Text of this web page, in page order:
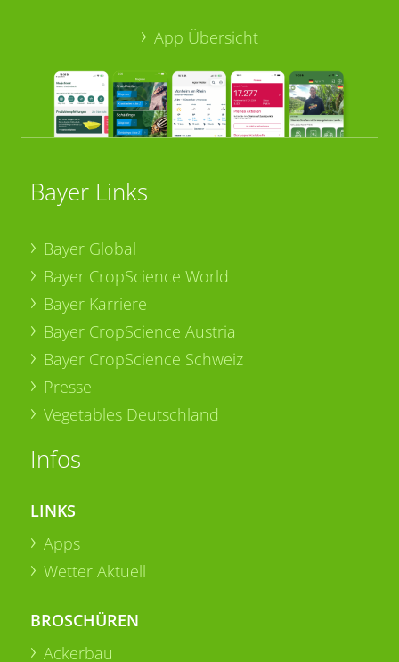
App Übersicht
Bayer Links
Bayer Global
Bayer CropScience World
Bayer Karriere
Bayer CropScience Austria
Bayer CropScience Schweiz
Presse
Vegetables Deutschland
Infos
LINKS
Apps
Wetter Aktuell
BROSCHÜREN
Ackerbau